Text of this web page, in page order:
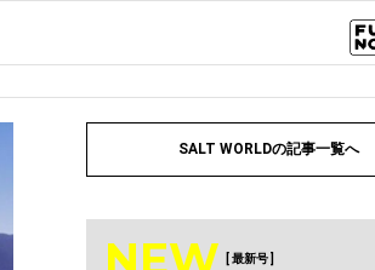
SALT WORLDの記事一覧へ
NEW [ 最新号 ]